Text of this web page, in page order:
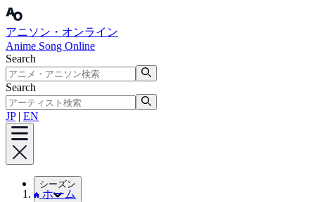
アニソン・オンライン
Anime Song Online
Search
Search
JP| EN
シーズン
ホーム